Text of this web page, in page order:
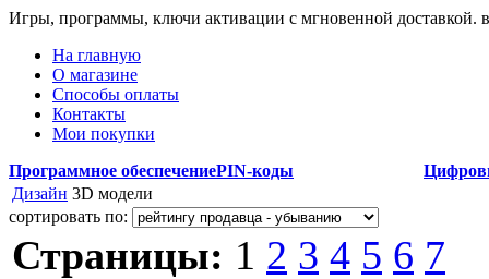
Игры, программы, ключи активации с мгновенной доставкой.
На главную
О магазине
Способы оплаты
Контакты
Мои покупки
Программное обеспечениеPIN-коды
Дизайн 3D модели
сортировать по:
Страницы: 1 2 3 4 5 6 7